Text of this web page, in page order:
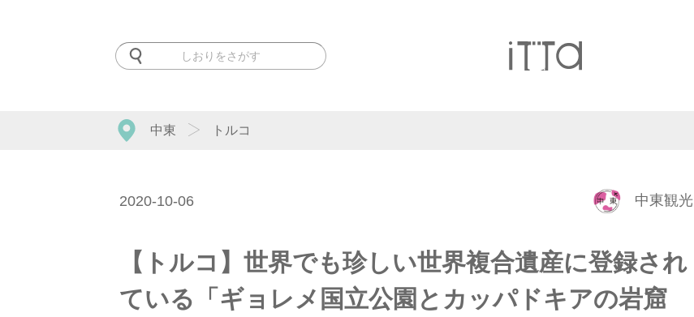
中東 トルコ
2020-10-06 中東観光
【トルコ】世界でも珍しい世界複合遺産に登録され
ている「ギョレメ国立公園とカッパドキアの岩窟